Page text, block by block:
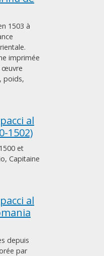
1503 à
imprimée
œuvre
poids,
al
1502)
et
Capitaine
al
depuis
par